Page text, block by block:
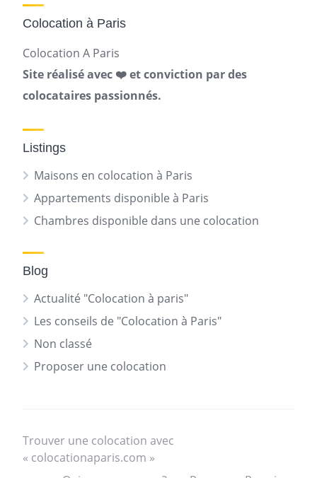
Colocation à Paris
Colocation A Paris
Site réalisé avec ❤️ et conviction par des
colocataires passionnés.
Listings
Maisons en colocation à Paris
Appartements disponible à Paris
Chambres disponible dans une colocation
Blog
Actualité "Colocation à paris"
Les conseils de "Colocation à Paris"
Non classé
Proposer une colocation
Trouver une colocation avec
« colocationaparis.com »